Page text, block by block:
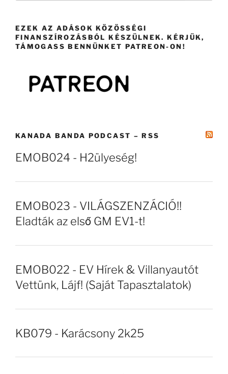
EZEK AZ ADÁSOK KÖZÖSSÉGI
FINANSZÍROZÁSBÓL KÉSZÜLNEK. KÉRJÜK,
TÁMOGASS BENNÜNKET PATREON-ON!
KANADA BANDA PODCAST – RSS
EMOB024 - H2ülyeség!
EMOB023 - VILÁGSZENZÁCIÓ!!
Eladták az első GM EV1-t!
EMOB022 - EV Hírek & Villanyautót
Vettünk, Lájf! (Saját Tapasztalatok)
KB079 - Karácsony 2k25